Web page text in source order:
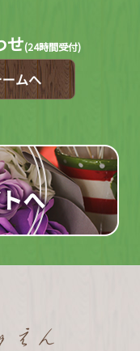
せ(24時間受付)
ムへ